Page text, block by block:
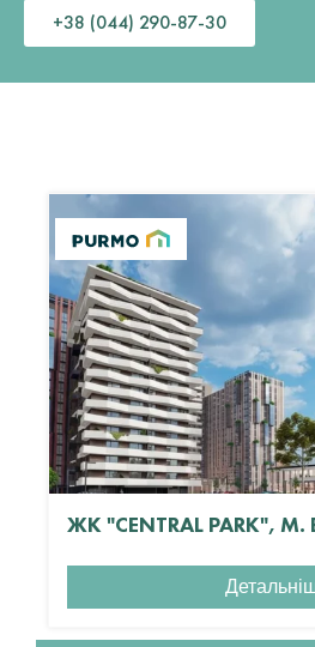
+38 (044) 290-87-30
ЖК "CENTRAL PARK",